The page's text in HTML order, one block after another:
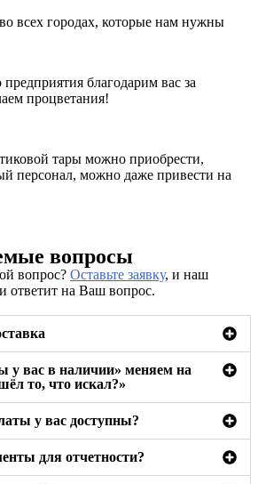
всех городах, которые нам нужны
благодарим вас за
процветания!
тары можно приобрести,
персонал, можно даже привести на
вопросы
вопрос? Оставьте заявку, и наш
ответит на Ваш вопрос.
у вас в наличии» меняем на
то, что искал?»
у вас доступны?
для отчетности?